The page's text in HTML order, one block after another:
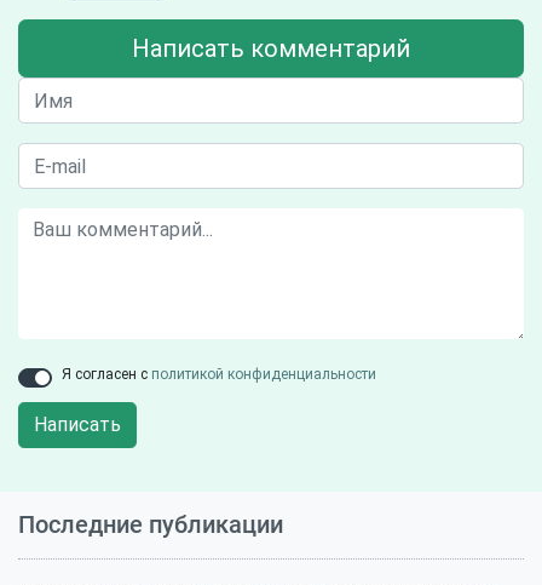
Написать комментарий
Я согласен с политикой конфиденциальности
Написать
Последние публикации